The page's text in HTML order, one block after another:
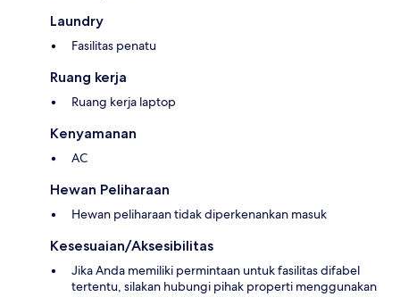
Laundry
Fasilitas penatu
Ruang kerja
Ruang kerja laptop
Kenyamanan
AC
Hewan Peliharaan
Hewan peliharaan tidak diperkenankan masuk
Kesesuaian/Aksesibilitas
Jika Anda memiliki permintaan untuk fasilitas difabel
tertentu, silakan hubungi pihak properti menggunakan